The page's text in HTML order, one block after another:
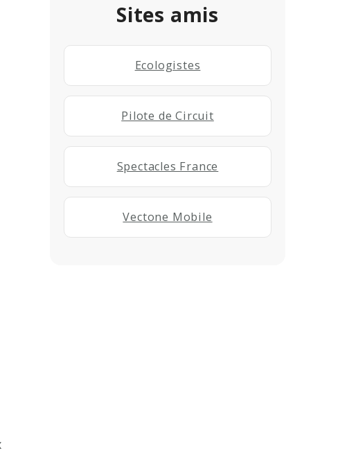
Sites amis
Ecologistes
Pilote de Circuit
Spectacles France
Vectone Mobile